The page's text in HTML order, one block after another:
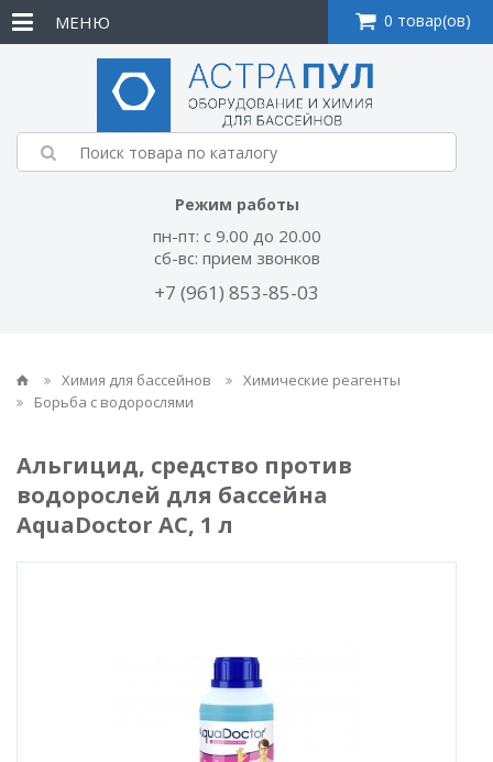
Режим работы
пн-пт: с 9.00 до 20.00
сб-вс: прием звонков
+7 (961) 853-85-03
МЕНЮ 0 товар(ов)
Химия для бассейнов
Химические реагенты
Борьба с водорослями
Альгицид, средство против
водорослей для бассейна
AquaDoctor AC, 1 л